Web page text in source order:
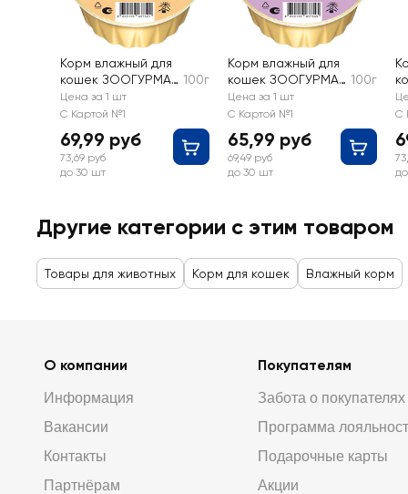
Корм влажный для
кошек ЗООГУРМАН
Мясное суфле с
телятиной
100г
Цена за 1 шт
С Картой №1
69,99 руб
73,69 руб
до 30 шт
Корм влажный для
кошек ЗООГУРМАН
Мясное суфле с
печенью
100г
Цена за 1 шт
С Картой №1
65,99 руб
69,49 руб
до 30 шт
С
Другие категории с этим товаром
Товары для животных Корм для кошек Влажный корм
О компании
Информация
Вакансии
Контакты
Партнёрам
Покупателям
Забота о покупателях
Программа
Подарочные карты
Акции